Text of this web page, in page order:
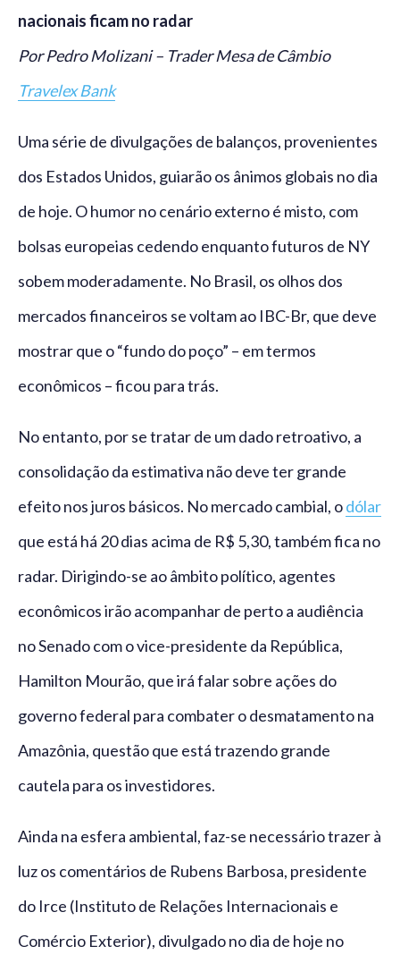
nacionais ficam no radar
Por Pedro Molizani – Trader Mesa de Câmbio
Travelex Bank
Uma série de divulgações de balanços, provenientes
dos Estados Unidos, guiarão os ânimos globais no dia
de hoje. O humor no cenário externo é misto, com
bolsas europeias cedendo enquanto futuros de NY
sobem moderadamente. No Brasil, os olhos dos
mercados financeiros se voltam ao IBC-Br, que deve
mostrar que o “fundo do poço” – em termos
econômicos – ficou para trás.
No entanto, por se tratar de um dado retroativo, a
consolidação da estimativa não deve ter grande
efeito nos juros básicos. No mercado cambial, odólar
que está há 20 dias acima de R$ 5,30, também fica no
radar. Dirigindo-se ao âmbito político, agentes
econômicos irão acompanhar de perto a audiência
no Senado com o vice-presidente da República,
Hamilton Mourão, que irá falar sobre ações do
governo federal para combater o desmatamento na
Amazônia, questão que está trazendo grande
cautela para os investidores.
Ainda na esfera ambiental, faz-se necessário trazer à
luz os comentários de Rubens Barbosa, presidente
do Irce (Instituto de Relações Internacionais e
Comércio Exterior), divulgado no dia de hoje no